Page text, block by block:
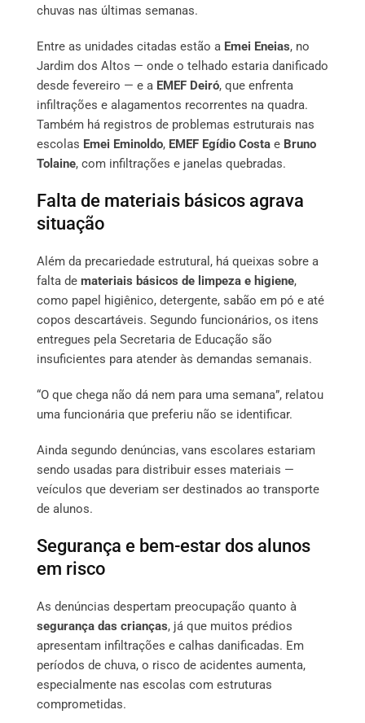
chuvas nas últimas semanas.
Entre as unidades citadas estão a Emei Eneias, no
Jardim dos Altos — onde o telhado estaria danificado
desde fevereiro — e a EMEF Deiró, que enfrenta
infiltrações e alagamentos recorrentes na quadra.
Também há registros de problemas estruturais nas
escolas Emei Eminoldo, EMEF Egídio Costa e Bruno
Tolaine, com infiltrações e janelas quebradas.
Falta de materiais básicos agrava
situação
Além da precariedade estrutural, há queixas sobre a
falta de materiais básicos de limpeza e higiene,
como papel higiênico, detergente, sabão em pó e até
copos descartáveis. Segundo funcionários, os itens
entregues pela Secretaria de Educação são
insuficientes para atender às demandas semanais.
“O que chega não dá nem para uma semana”, relatou
uma funcionária que preferiu não se identificar.
Ainda segundo denúncias, vans escolares estariam
sendo usadas para distribuir esses materiais —
veículos que deveriam ser destinados ao transporte
de alunos.
Segurança e bem-estar dos alunos
em risco
As denúncias despertam preocupação quanto à
segurança das crianças, já que muitos prédios
apresentam infiltrações e calhas danificadas. Em
períodos de chuva, o risco de acidentes aumenta,
especialmente nas escolas com estruturas
comprometidas.